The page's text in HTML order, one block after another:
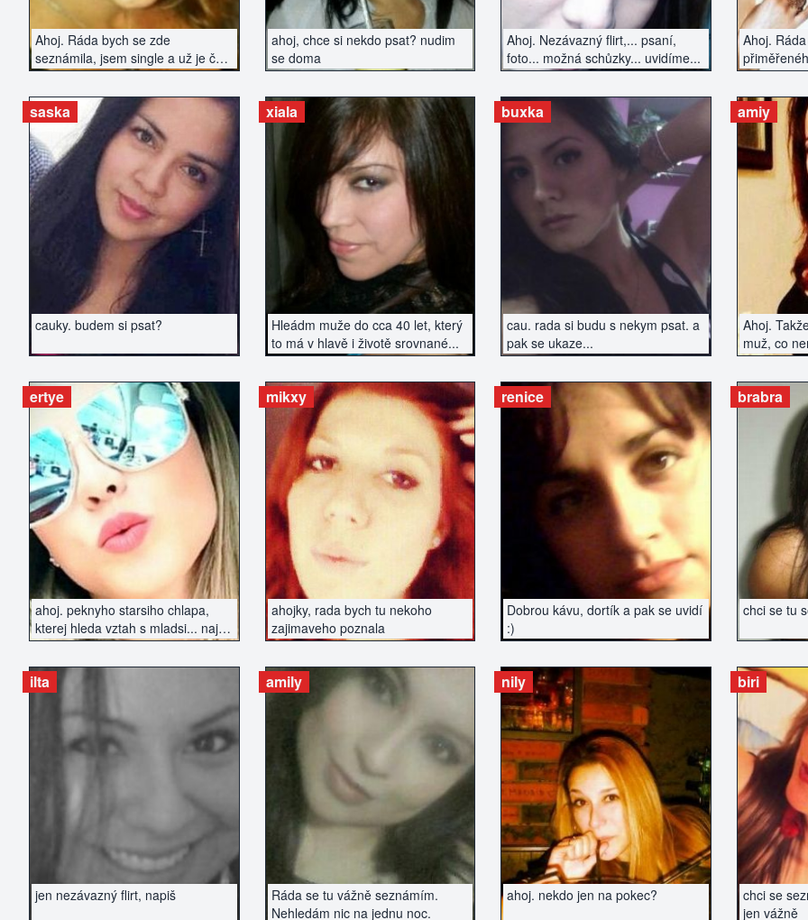
Ahoj. Ráda bych se zde
seznámila, jsem single a už je čas
začít se zas s někým setkat :)
ahoj, chce si nekdo psat? nudim
se doma
Ahoj. Nezávazný flirt,... psaní,
foto... možná schůzky... uvidíme...
Ahoj.
chtěl
hned
vztah ano.
cauky. budem si psat?
saska
ZOBRAZIT INZERÁT
Hleádm muže do cca 40 let, který
to má v hlavě i životě srovnané...
xiala
ZOBRAZIT INZERÁT
cau. rada si budu s nekym psat. a
pak se ukaze...
buxka
ZOBRAZIT INZERÁT
Ahoj.
muž, co
vztah...
amiy
ahoj. peknyho starsiho chlapa,
kterej hleda vztah s mladsi... najdu
tu?
ertye
ZOBRAZIT INZERÁT
ahojky, rada bych tu nekoho
zajimaveho poznala
mikxy
ZOBRAZIT INZERÁT
Dobrou kávu, dortík a pak se uvidí
:)
renice
ZOBRAZIT INZERÁT
chci se tu
brabra
jen nezávazný flirt, napiš
ilta
Ráda se tu vážně seznámím.
Nehledám nic na jednu noc.
amily
ZOBRAZIT INZERÁT
ahoj. nekdo jen na pokec?
nily
ZOBRAZIT INZERÁT
chci se
jen vážně
biri